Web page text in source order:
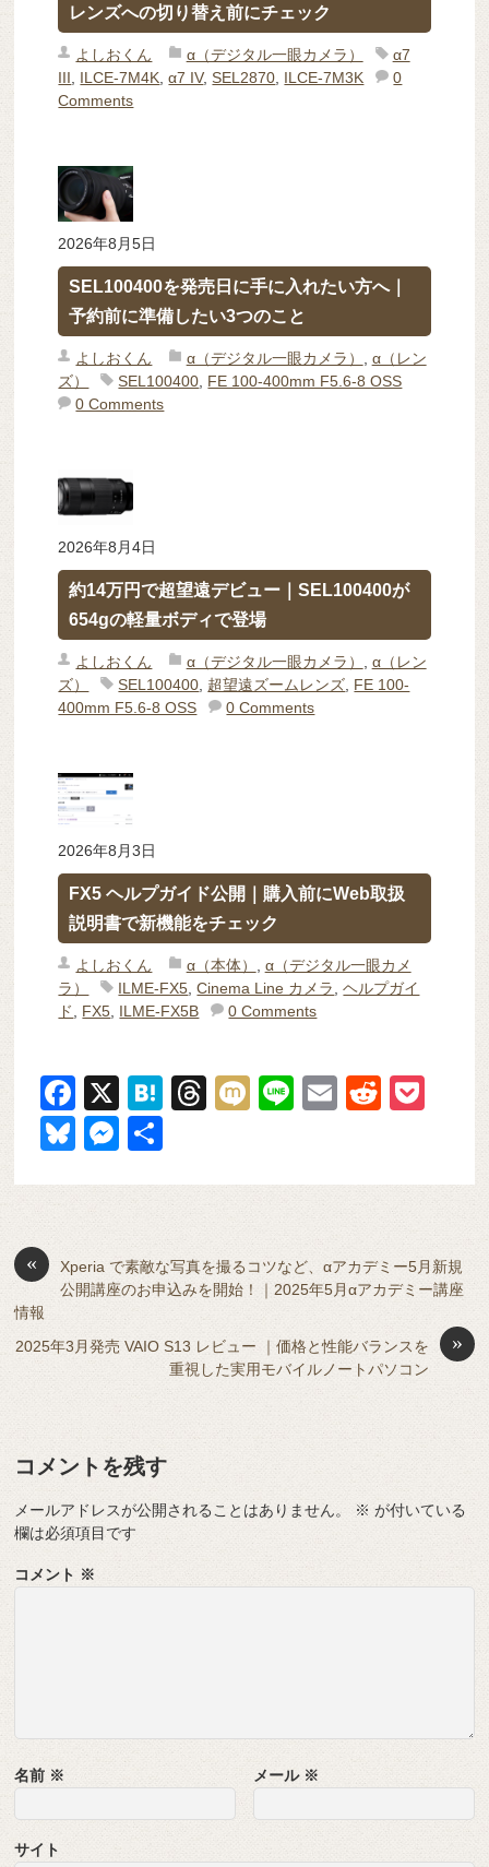
レンズへの切り替え前にチェック
よしおくん α（デジタル一眼カメラ）
α7
III
ILCE-7M4K ,α7 IV,SEL2870 ILCE-7M3K
0
Comments
2026年8月5日
SEL100400を発売日に手に入れたい方へ｜
予約前に準備したい3つのこと
よしおくん α（デジタル一眼カメラ）
α（レン
ズ）
SEL100400 FE 100-400mm F5.6-8 OSS
0 Comments
2026年8月4日
約14万円で超望遠デビュー｜SEL100400が
654gの軽量ボディで登場
よしおくん α（デジタル一眼カメラ）
α（レン
ズ）
SEL100400 超望遠ズームレンズ FE 100-
400mm F5.6-8 OSS
0 Comments
2026年8月3日
FX5 ヘルプガイド公開｜購入前にWeb取扱
説明書で新機能をチェック
よしおくん α（本体）
α（デジタル一眼カメ
ラ）
ILME-FX5 ,Cinema Line カメラ ,ヘルプガイ
ド
FX5 ILME-FX5B 0 Comments
F
a
c
e
o
o
k
X
H
n
T
a
d
s
M
Li
E
R
di et
Bl
e
y
M
n
g
er
«
Xperia で素敵な写真を撮るコツなど、αアカデミー5月新規
公開講座のお申込みを開始！｜2025年5月αアカデミー講座
情報
»
2025年3月発売 VAIO S13 レビュー ｜価格と性能バランスを
重視した実用モバイルノートパソコン
コメントを残す
メールアドレスが公開されることはありません。 ※ が付いている
欄は必須項目です
コメント ※
名前 ※ メール ※
サイト